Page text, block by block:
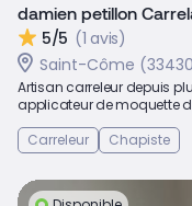
damien petillon
5/5 (1 avis)
Saint-Côme
Artisan carreleur depuis
applicateur de moquette
Carreleur
Chapiste